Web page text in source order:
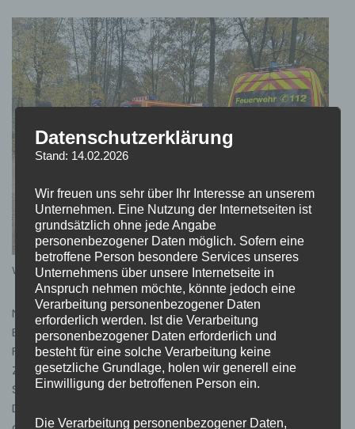
Waldputzaktion „MÖBS räumt auf 2021“
Nicht nur die feuerwehrtechnische Ausbildung ist
Bestandteil unserer Jugendarbeit sondern auch viele
Freizeitaktivitäten stehen auf dem Programm.
Zeltlager, Sportturniere, Wanderungen, Kino- und
Schwimmbadbesuche, Bastelabende aber auch
Diskussionen und Informationsveranstaltungen zu
Datenschutzerklärung
Stand: 14.02.2026
Wir freuen uns sehr über Ihr Interesse an unserem
Unternehmen. Eine Nutzung der Internetseiten ist
grundsätzlich ohne jede Angabe
personenbezogener Daten möglich. Sofern eine
betroffene Person besondere Services unseres
Unternehmens über unsere Internetseite in
Anspruch nehmen möchte, könnte jedoch eine
Verarbeitung personenbezogener Daten
erforderlich werden. Ist die Verarbeitung
personenbezogener Daten erforderlich und
besteht für eine solche Verarbeitung keine
gesetzliche Grundlage, holen wir generell eine
Einwilligung der betroffenen Person ein.
Die Verarbeitung personenbezogener Daten,